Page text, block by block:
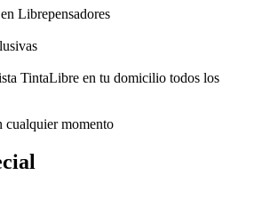
Librepensadores
TintaLibre en tu domicilio todos los
cualquier momento